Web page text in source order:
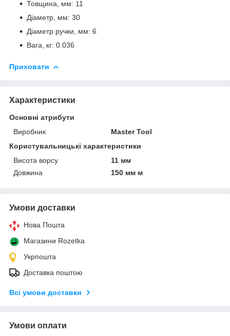
Товщина, мм: 11
Діаметр, мм: 30
Діаметр ручки, мм: 6
Вага, кг: 0.036
Приховати
Характеристики
Основні атрибути
Виробник
Master Tool
Користувальницькі характеристики
Висота ворсу
11 мм
Довжина
150 мм м
Умови доставки
Нова Пошта
Магазини Rozetka
Укрпошта
Доставка поштою
Всі умови доставки
Умови оплати